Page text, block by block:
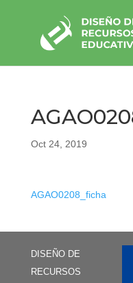
Oct 24, 2019
AGAO0208_ficha
DISEÑO DE
RECURSOS